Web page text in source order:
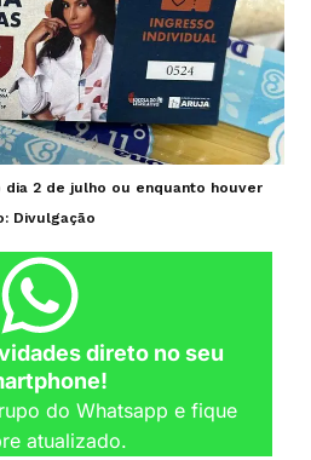
2 de julho ou enquanto houver
Divulgação
direto no seu
do Whatsapp e fique
atualizado.